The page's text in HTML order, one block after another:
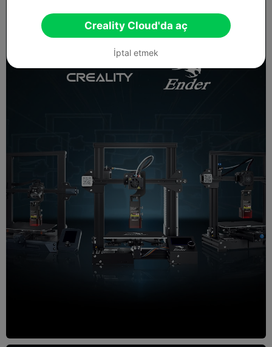
Creality Cloud'da aç
İptal etmek